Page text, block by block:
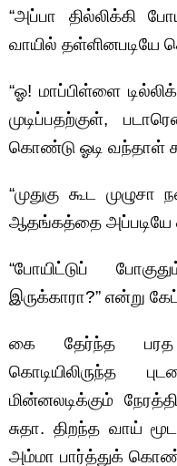
“அப்பா தில்லிக்கி
வாயில்
“ஓ! மாப்பிள்ளை
முடிப்பதற்குள்,
கொண்டு ஓடி வந்தாள்
“முதுகு கூட
ஆதங்கத்தை அப்படியே
“போயிட்டுப்
இருக்காரா?” என்று
கை தேர்ந்த பரத
கொடியிலிருந்த
மின்னலடிக்கும்
சுதா. திறந்த வாய்
அம்மா பார்த்துக்